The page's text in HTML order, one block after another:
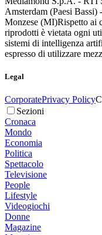
Amsterdam (Paesi
Monzese (MI)Rispetto ai
riprodotti è vietata ogni
sistemi di intelligenza
espresso di utilizzare
Legal
CorporatePrivacy Policy
Sezioni
Cronaca
Mondo
Economia
Politica
Spettacolo
Televisione
People
Lifestyle
Videogiochi
Donne
Magazine